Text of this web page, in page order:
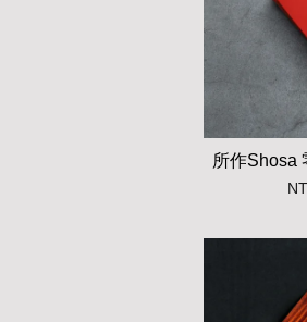
所作Shosa